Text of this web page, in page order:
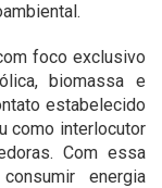
foco exclusivo
biomassa e
estabelecido
como interlocutor
Com essa
energia